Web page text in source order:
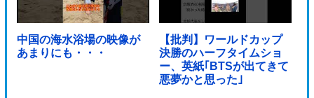
中国の海水浴場の映像が
あまりにも・・・
【批判】ワールドカップ
決勝のハーフタイムショ
ー、英紙｢BTSが出てきて
悪夢かと思った｣